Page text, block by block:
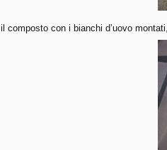
composto con i bianchi d’uovo